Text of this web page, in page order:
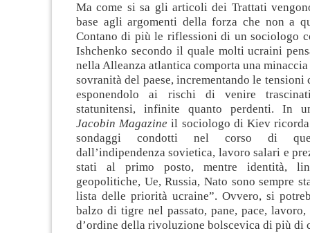
Ma come si sa gli articoli dei Trattati
base agli argomenti della forza che non a
Contano di più le riflessioni di un sociologo
Ishchenko secondo il quale molti ucraini
nella Alleanza atlantica comporta una
sovranità del paese, incrementando le tensioni
esponendolo ai rischi di venire
statunitensi, infinite quanto perdenti. In
Jacobin Magazineil sociologo di Kiev ricorda
sondaggi condotti nel corso di
dall’indipendenza sovietica, lavoro salari e
stati al primo posto, mentre identità,
geopolitiche, Ue, Russia, Nato sono sempre
lista delle priorità ucraine”. Ovvero, si
balzo di tigre nel passato, pane, pace, lavoro,
d’ordine della rivoluzione bolscevica di più di